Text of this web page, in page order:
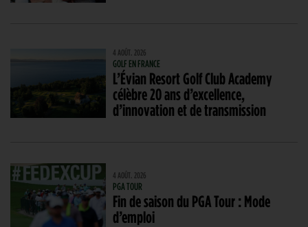
4 AOÛT. 2026
GOLF EN FRANCE
L’Évian Resort Golf Club Academy
célèbre 20 ans d’excellence,
d’innovation et de transmission
4 AOÛT. 2026
PGA TOUR
Fin de saison du PGA Tour : Mode
d’emploi